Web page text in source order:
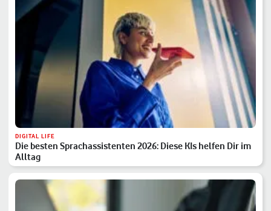
DIGITAL LIFE
Die besten Sprachassistenten 2026: Diese KIs helfen Dir im
Alltag